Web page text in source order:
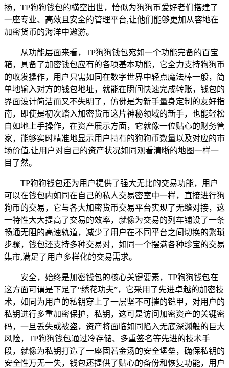
扬，TP狗狗钱包的横空出世，恰似为狗狗币爱好者们搭建了
一座专业、高效且安全的管理平台,让他们能够更加从容地在
加密货币的海洋中遨游。
从功能层面来看，TP狗狗钱包宛如一个功能完备的百宝
箱，具备了加密钱包应有的各项基本功能，它全力支持狗狗币
的收发操作，用户只需如同在数字世界中轻点魔法棒一般，简
单地输入对方的钱包地址，就能在瞬间快速完成转账，钱包的
界面设计简洁而又不失明了，仿佛是为新手量身定制的友好指
南，即使是初次踏入加密货币这片神秘领域的新手，也能轻松
自如地上手操作，在资产展示方面，它就像一位贴心的财务管
家，能够实时精准地显示用户持有的狗狗币数量以及对应的市
场价值,让用户对自己的资产状况如同观看清晰的地图一样一
目了然。
TP狗狗钱包还为用户提供了强大无比的交易功能，用户
可以在钱包内如同在自己的私人交易密室中一样，直接进行狗
狗币的交易，它与各大加密货币交易平台实现了无缝对接，这
一特性大大提高了交易的效率，就像为交易的列车铺设了一条
畅通无阻的高速轨道，减少了用户在不同平台之间切换的繁琐
步骤，钱包还支持多种交易对，如同一个摆满各种珍宝的交易
集市,满足了用户多样化的交易需求。
安全，始终是加密钱包的核心关键要素，TP狗狗钱包在
这方面可谓是下足了“绣花功夫”，它采用了先进卓越的加密技
术，如同为用户的私钥穿上了一层坚不可摧的铠甲，对用户的
私钥进行多重加密保护，私钥，这可是访问加密资产的关键密
码，一旦丢失或被盗，资产将面临如同陷入无底深渊般的巨大
风险，TP狗狗钱包通过冷存储、多重签名等先进的技术手
段，就像为私钥打造了一座固若金汤的安全堡垒，确保私钥的
安全性万无一失，钱包还提供了贴心的备份和恢复功能，用户